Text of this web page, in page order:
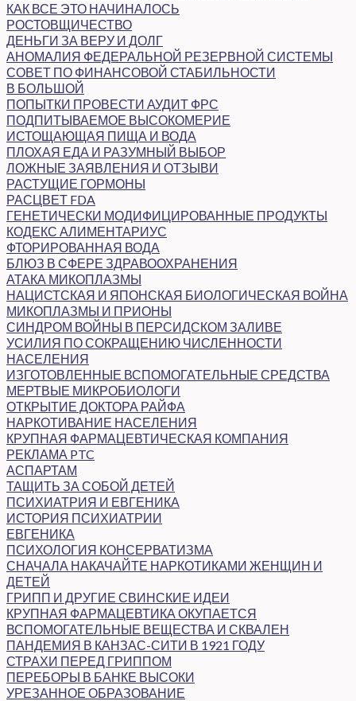
КАК ВСЕ ЭТО НАЧИНАЛОСЬ
РОСТОВЩИЧЕСТВО
ДЕНЬГИ ЗА ВЕРУ И ДОЛГ
АНОМАЛИЯ ФЕДЕРАЛЬНОЙ РЕЗЕРВНОЙ СИСТЕМЫ
СОВЕТ ПО ФИНАНСОВОЙ СТАБИЛЬНОСТИ
В БОЛЬШОЙ
ПОПЫТКИ ПРОВЕСТИ АУДИТ ФРС
ПОДПИТЫВАЕМОЕ ВЫСОКОМЕРИЕ
ИСТОЩАЮЩАЯ ПИЩА И ВОДА
ПЛОХАЯ ЕДА И РАЗУМНЫЙ ВЫБОР
ЛОЖНЫЕ ЗАЯВЛЕНИЯ И ОТЗЫВИ
РАСТУЩИЕ ГОРМОНЫ
РАСЦВЕТ FDA
ГЕНЕТИЧЕСКИ МОДИФИЦИРОВАННЫЕ ПРОДУКТЫ
КОДЕКС АЛИМЕНТАРИУС
ФТОРИРОВАННАЯ ВОДА
БЛЮЗ В СФЕРЕ ЗДРАВООХРАНЕНИЯ
АТАКА МИКОПЛАЗМЫ
НАЦИСТСКАЯ И ЯПОНСКАЯ БИОЛОГИЧЕСКАЯ ВОЙНА
МИКОПЛАЗМЫ И ПРИОНЫ
СИНДРОМ ВОЙНЫ В ПЕРСИДСКОМ ЗАЛИВЕ
УСИЛИЯ ПО СОКРАЩЕНИЮ ЧИСЛЕННОСТИ
НАСЕЛЕНИЯ
ИЗГОТОВЛЕННЫЕ ВСПОМОГАТЕЛЬНЫЕ СРЕДСТВА
МЕРТВЫЕ МИКРОБИОЛОГИ
ОТКРЫТИЕ ДОКТОРА РАЙФА
НАРКОТИВАНИЕ НАСЕЛЕНИЯ
КРУПНАЯ ФАРМАЦЕВТИЧЕСКАЯ КОМПАНИЯ
РЕКЛАМА PTC
АСПАРТАМ
ТАЩИТЬ ЗА СОБОЙ ДЕТЕЙ
ПСИХИАТРИЯ И ЕВГЕНИКА
ИСТОРИЯ ПСИХИАТРИИ
ЕВГЕНИКА
ПСИХОЛОГИЯ КОНСЕРВАТИЗМА
СНАЧАЛА НАКАЧАЙТЕ НАРКОТИКАМИ ЖЕНЩИН И
ДЕТЕЙ
ГРИПП И ДРУГИЕ СВИНСКИЕ ИДЕИ
КРУПНАЯ ФАРМАЦЕВТИКА ОКУПАЕТСЯ
ВСПОМОГАТЕЛЬНЫЕ ВЕЩЕСТВА И СКВАЛЕН
ПАНДЕМИЯ В КАНЗАС-СИТИ В 1921 ГОДУ
СТРАХИ ПЕРЕД ГРИППОМ
ПЕРЕБОРЫ В БАНКЕ ВЫСОКИ
УРЕЗАННОЕ ОБРАЗОВАНИЕ